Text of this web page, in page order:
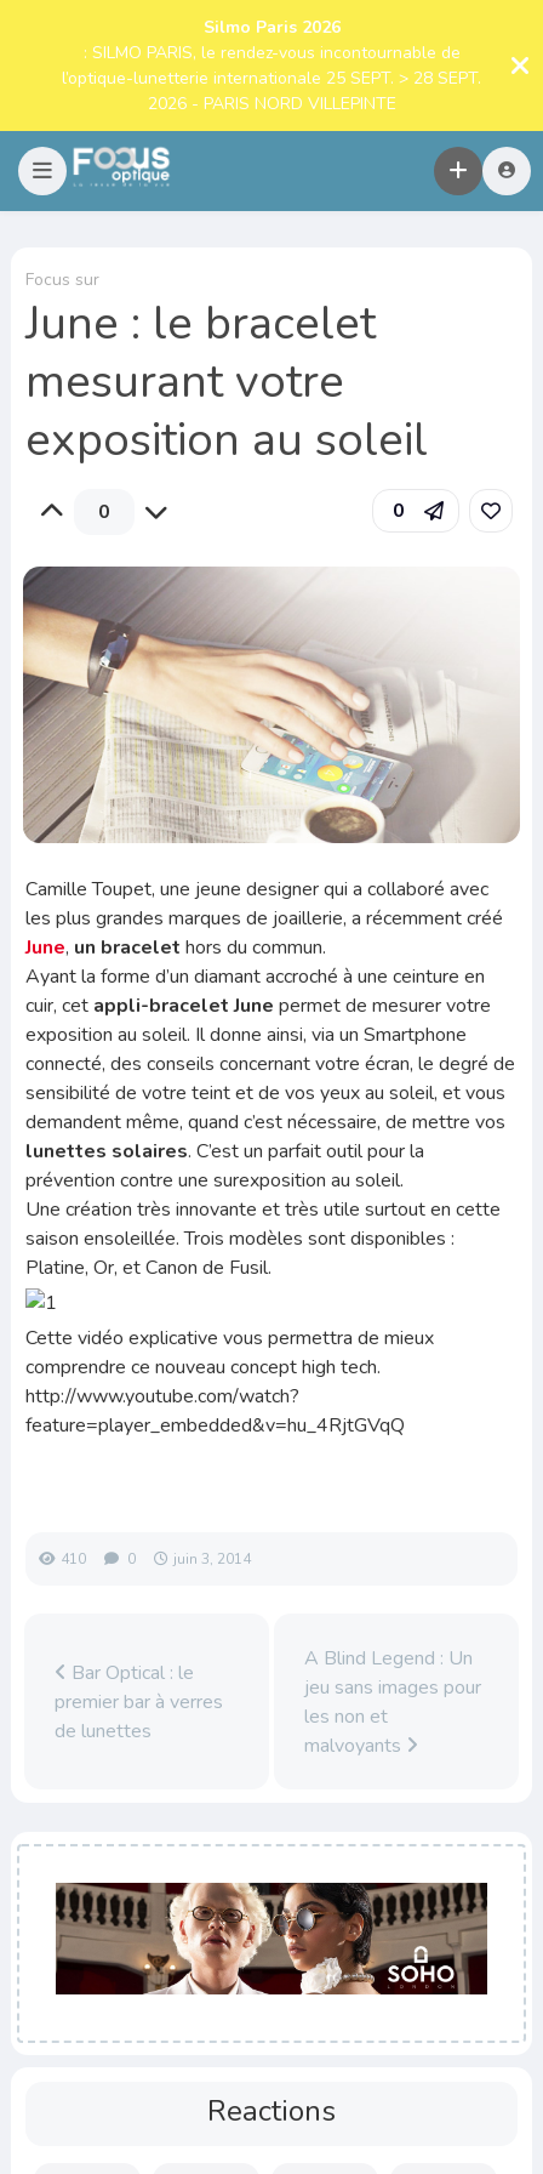
Silmo Paris 2026
: SILMO PARIS, le rendez-vous incontournable de
l’optique-lunetterie internationale 25 SEPT. > 28 SEPT.
2026 - PARIS NORD VILLEPINTE
Focus sur
June : le bracelet
mesurant votre
exposition au soleil
0 0
Camille Toupet, une jeune designer qui a collaboré avec
les plus grandes marques de joaillerie, a récemment créé
June, un bracelet hors du commun.
Ayant la forme d’un diamant accroché à une ceinture en
cuir, cet appli-bracelet June permet de mesurer votre
exposition au soleil. Il donne ainsi, via un Smartphone
connecté, des conseils concernant votre écran, le degré de
sensibilité de votre teint et de vos yeux au soleil, et vous
demandent même, quand c’est nécessaire, de mettre vos
lunettes solaires. C’est un parfait outil pour la
prévention contre une surexposition au soleil.
Une création très innovante et très utile surtout en cette
saison ensoleillée. Trois modèles sont disponibles :
Platine, Or, et Canon de Fusil.
Cette vidéo explicative vous permettra de mieux
comprendre ce nouveau concept high tech.
http://www.youtube.com/watch?
feature=player_embedded&v=hu_4RjtGVqQ
410 0 juin 3, 2014
Bar Optical : le
premier bar à verres
de lunettes
A Blind Legend : Un
jeu sans images pour
les non et
malvoyants
Reactions